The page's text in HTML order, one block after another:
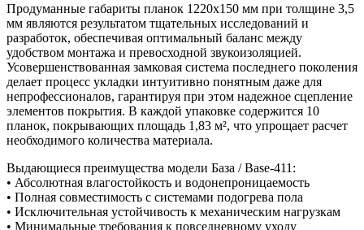
Продуманные габариты планок 1220х150 мм при толщине 3,5
мм являются результатом тщательных исследований и
разработок, обеспечивая оптимальный баланс между
удобством монтажа и превосходной звукоизоляцией.
Усовершенствованная замковая система последнего поколения
делает процесс укладки интуитивно понятным даже для
непрофессионалов, гарантируя при этом надежное сцепление
элементов покрытия. В каждой упаковке содержится 10
планок, покрывающих площадь 1,83 м², что упрощает расчет
необходимого количества материала.
Выдающиеся преимущества модели База / Base-411:
• Абсолютная влагостойкость и водонепроницаемость
• Полная совместимость с системами подогрева пола
• Исключительная устойчивость к механическим нагрузкам
• Минимальные требования к повседневному уходу